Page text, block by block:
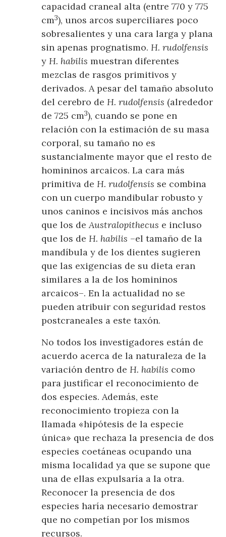
capacidad craneal alta (entre 770 y 775
cm3), unos arcos superciliares poco
sobresalientes y una cara larga y plana
sin apenas prognatismo.H. rudolfensis
yH. habilis muestran diferentes
mezclas de rasgos primitivos y
derivados. A pesar del tamaño absoluto
del cerebro deH. rudolfensis (alrededor
de 725 cm3), cuando se pone en
relación con la estimación de su masa
corporal, su tamaño no es
sustancialmente mayor que el resto de
homininos arcaicos. La cara más
primitiva deH. rudolfensis se combina
con un cuerpo mandibular robusto y
unos caninos e incisivos más anchos
que los deAustralopithecus e incluso
que los deH. habilis –el tamaño de la
mandíbula y de los dientes sugieren
que las exigencias de su dieta eran
similares a la de los homininos
arcaicos–. En la actualidad no se
pueden atribuir con seguridad restos
postcraneales a este taxón.
No todos los investigadores están de
acuerdo acerca de la naturaleza de la
variación dentro deH. habilis como
para justificar el reconocimiento de
dos especies. Además, este
reconocimiento tropieza con la
llamada «hipótesis de la especie
única» que rechaza la presencia de dos
especies coetáneas ocupando una
misma localidad ya que se supone que
una de ellas expulsaría a la otra.
Reconocer la presencia de dos
especies haría necesario demostrar
que no competían por los mismos
recursos.